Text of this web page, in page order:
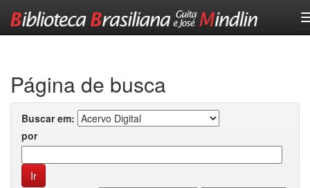
Página de busca
Buscar em:
por